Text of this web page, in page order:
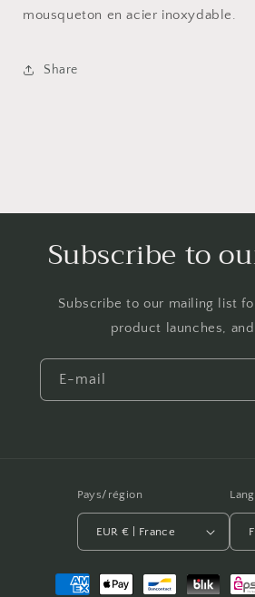
mousqueton en acier inoxydable.
Share
Subscribe to
Subscribe to our mailing list
product launches,
E-mail
Pays/région
EUR € | France
Moyens